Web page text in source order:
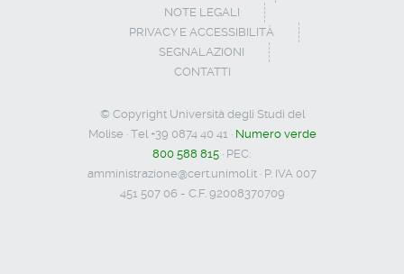
NOTE LEGALI
PRIVACY E ACCESSIBILITÀ
SEGNALAZIONI
CONTATTI
© Copyright Università degli Studi del
Molise · Tel +39 0874 40 41 · Numero verde
800 588 815 · PEC:
amministrazione@cert.unimol.it · P. IVA 007
451 507 06 - C.F. 92008370709